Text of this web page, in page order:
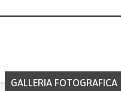
GALLERIA FOTOGRAFICA